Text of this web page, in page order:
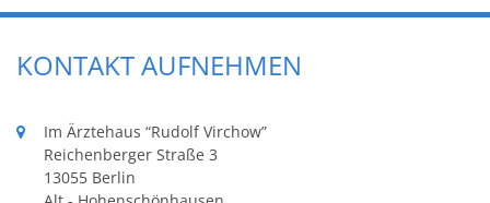
KONTAKT AUFNEHMEN
Im Ärztehaus “Rudolf Virchow”
Reichenberger Straße 3
13055 Berlin